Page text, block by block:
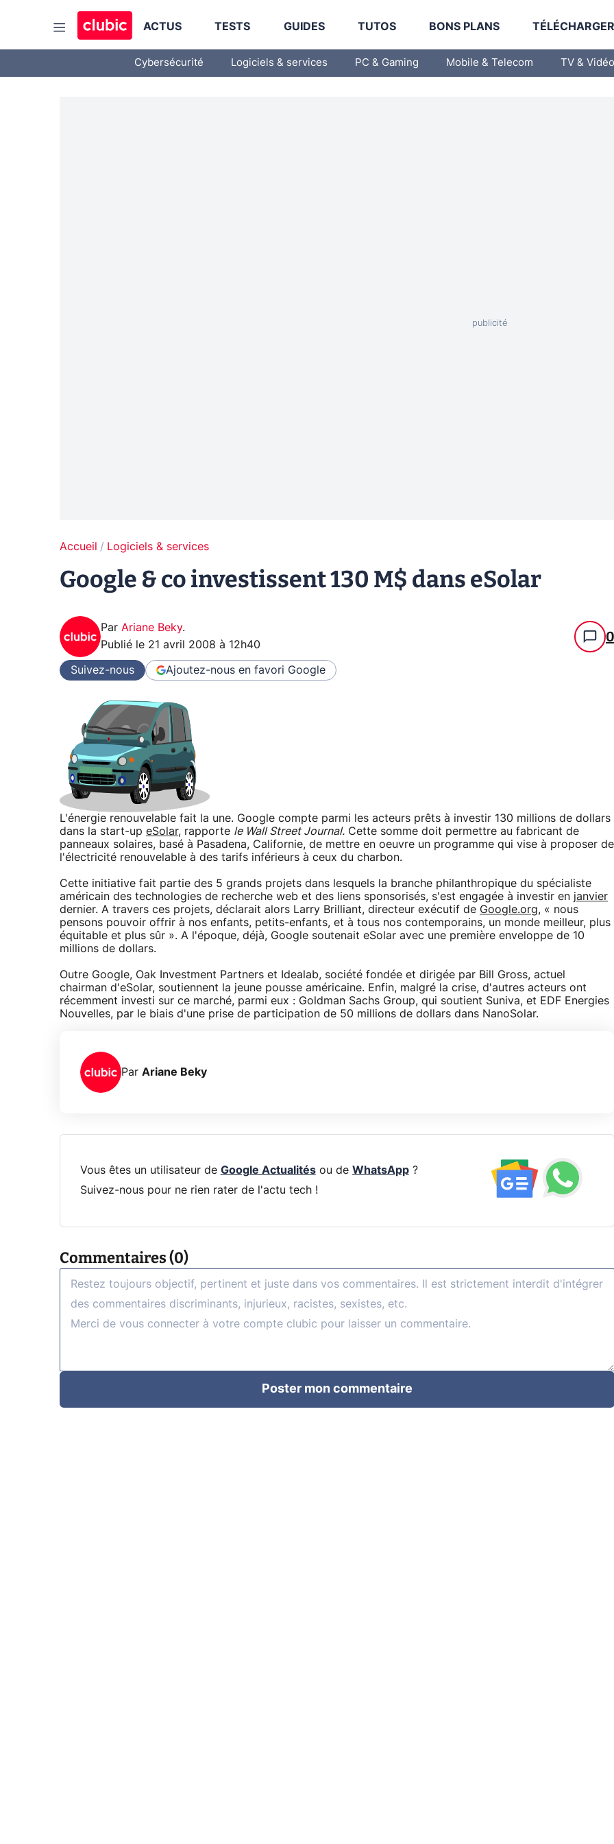
ACTUS TESTS GUIDES TUTOS BONS PLANS
Cybersécurité Logiciels & services PC & Gaming Mobile & Telecom TV & Vidéo
Accueil Logiciels & services
Google & co investissent 130 M$ dans eSolar
Par Ariane Beky.
Publié le 21 avril 2008 à 12h40 0
Suivez-nous Ajoutez-nous en favori Google
L'énergie renouvelable fait la une. Google compte parmi les acteurs prêts à investir 130 millions de dollars
dans la start-up eSolar, rapporte le Wall Street Journal. Cette somme doit permettre au fabricant de
panneaux solaires, basé à Pasadena, Californie, de mettre en oeuvre un programme qui vise à proposer de
l'électricité renouvelable à des tarifs inférieurs à ceux du charbon.
Cette initiative fait partie des 5 grands projets dans lesquels la branche philanthropique du spécialiste
américain des technologies de recherche web et des liens sponsorisés, s'est engagée à investir en janvier
dernier. A travers ces projets, déclarait alors Larry Brilliant, directeur exécutif de Google.org, « nous
pensons pouvoir offrir à nos enfants, petits-enfants, et à tous nos contemporains, un monde meilleur, plus
équitable et plus sûr ». A l'époque, déjà, Google soutenait eSolar avec une première enveloppe de 10
millions de dollars.
Outre Google, Oak Investment Partners et Idealab, société fondée et dirigée par Bill Gross, actuel
chairman d'eSolar, soutiennent la jeune pousse américaine. Enfin, malgré la crise, d'autres acteurs ont
récemment investi sur ce marché, parmi eux : Goldman Sachs Group, qui soutient Suniva, et EDF Energies
Nouvelles, par le biais d'une prise de participation de 50 millions de dollars dans NanoSolar.
Par Ariane Beky
Vous êtes un utilisateur de Google Actualitésou de WhatsApp?
Suivez-nous pour ne rien rater de l'actu tech !
Commentaires (0)
Poster mon commentaire